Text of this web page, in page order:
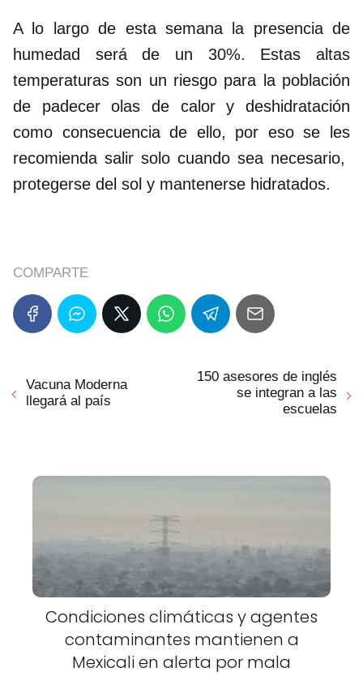
A lo largo de esta semana la presencia de
humedad será de un 30%. Estas altas
temperaturas son un riesgo para la población
de padecer olas de calor y deshidratación
como consecuencia de ello, por eso se les
recomienda salir solo cuando sea necesario,
protegerse del sol y mantenerse hidratados.
COMPARTE
Vacuna Moderna
llegará al país
150 asesores de inglés
se integran a las
escuelas
Condiciones climáticas y agentes
contaminantes mantienen a
Mexicali en alerta por mala